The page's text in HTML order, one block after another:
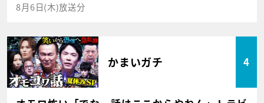
8月6日(木)放送分
かまいガチ 4